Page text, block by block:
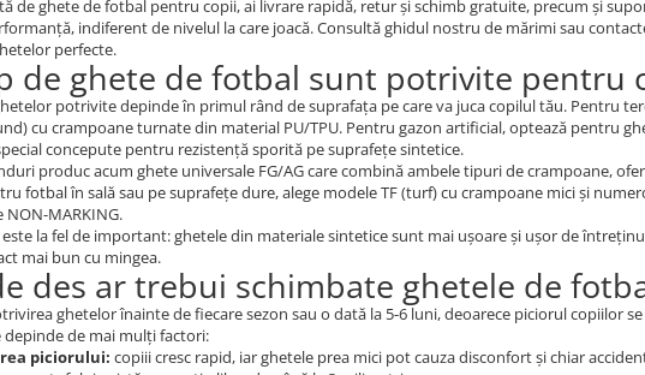
de ghete de fotbal pentru copii, ai livrare rapidă, retur și schimb gratuite, precum și
indiferent de nivelul la care joacă. Consultă ghidul nostru de mărimi sau
perfecte.
de ghete de fotbal sunt potrivite pentru
potrivite depinde în primul rând de suprafața pe care va juca copilul tău. Pentru
cu crampoane turnate din material PU/TPU. Pentru gazon artificial, optează pentru
concepute pentru rezistență sporită pe suprafețe sintetice.
produc acum ghete universale FG/AG care combină ambele tipuri de crampoane,
fotbal în sală sau pe suprafețe dure, alege modele TF (turf) cu crampoane mici și
MARKING.
la fel de important: ghetele din materiale sintetice sunt mai ușoare și ușor de
mai bun cu mingea.
des ar trebui schimbate ghetele de
ghetelor înainte de fiecare sezon sau o dată la 5-6 luni, deoarece piciorul copiilor
depinde de mai mulți factori:
piciorului: copiii cresc rapid, iar ghetele prea mici pot cauza disconfort și chiar